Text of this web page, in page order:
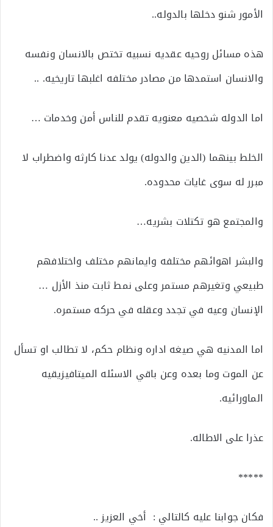
الأمور شنو دخلها بالدوله..
هذه مسائل روحيه عقديه نسبيه تختص بالانسان ونفسه
والانسان استمدها من مصادر مختلفه اغلبها تاريخيه. ..
اما الدوله شخصيه معنويه تقدم للناس أمن وخدمات …
الخلط بينهما (الدين والدوله) يولد عدنا كارثه واضطراب لا
مبرر له سوى غايات محدوده.
والمجتمع هو تكتلات بشريه…
والبشر اهوائهم مختلفه وايمانهم مختلف واختلافهم
طبيعي وتغيرهم مستمر وعلى نمط ثابت منذ الأزل …
الإنسان وعيه في تجدد وعقله في حركه مستمره.
اما المدنيه هي صيغه اداره ونظام حكم، لا تطالب او تسأل
عن الموت وما بعده وعن باقي الاسئله الميتافيزيقيه
الماورائيه.
عذرا على الاطاله.
*****
فكان جوابنا عليه كالتالي : أخي العزيز ..